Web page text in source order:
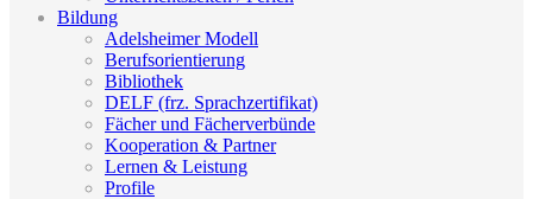
Bildung
Adelsheimer Modell
Berufsorientierung
Bibliothek
DELF (frz. Sprachzertifikat)
Fächer und Fächerverbünde
Kooperation & Partner
Lernen & Leistung
Profile